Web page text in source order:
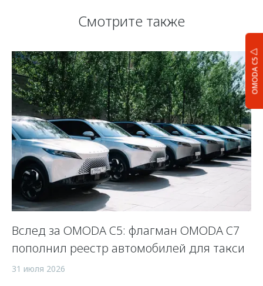
OMODA C5
Смотрите также
Вслед за OMODA C5: флагман OMODA C7
пополнил реестр автомобилей для такси
31 июля 2026